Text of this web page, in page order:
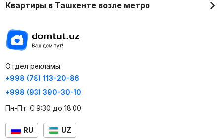
Квартиры в Ташкенте возле метро
Отдел рекламы
+998 (78) 113-20-86
+998 (93) 390-30-10
Пн-Пт. С 9:30 до 18:00
RU UZ